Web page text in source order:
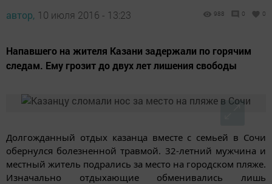
автор, 10 июля 2016 - 13:23 988 0 0
Напавшего на жителя Казани задержали по горячим
следам. Ему грозит до двух лет лишения свободы
Долгожданный отдых казанца вместе с семьей в Сочи
обернулся болезненной травмой. 32-летний мужчина и
местный житель подрались за место на городском пляже.
Изначально отдыхающие обменивались лишь